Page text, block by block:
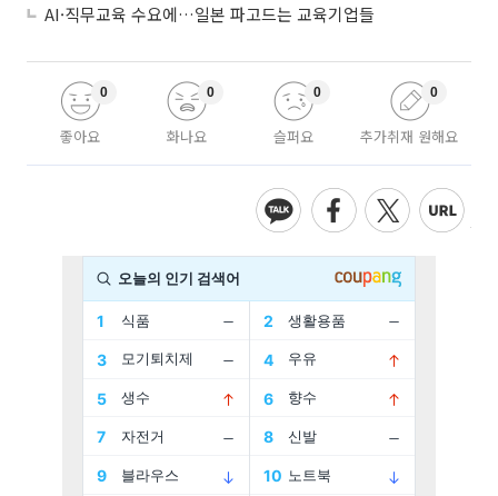
AI·직무교육 수요에…일본 파고드는 교육기업들
좋아요
0
화나요
0
슬퍼요
0
추가취재 원해요
0